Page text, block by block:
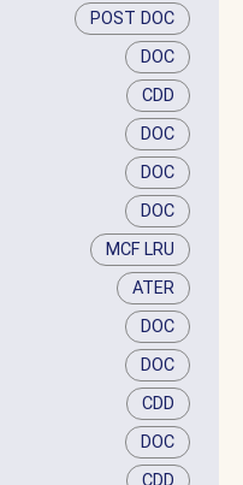
POST DOC
DOC
CDD
DOC
DOC
DOC
MCF LRU
ATER
DOC
DOC
CDD
DOC
CDD